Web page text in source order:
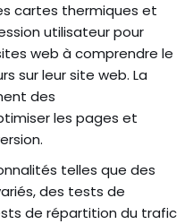
cartes thermiques et
utilisateur pour
web à comprendre le
sur leur site web. La
des
les pages et
telles que des
des tests de
de répartition du trafic